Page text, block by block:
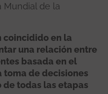
Mundial de la
coincidido en la
una relación entre
basada en el
de decisiones
todas las etapas